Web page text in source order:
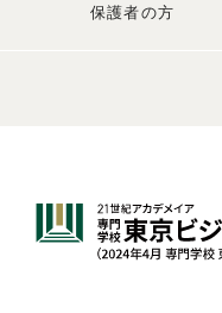
保護者の方